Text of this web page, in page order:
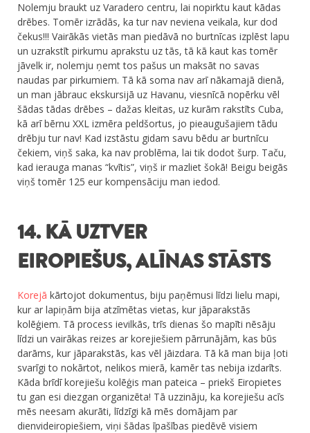
Nolemju braukt uz Varadero centru, lai nopirktu kaut kādas
drēbes. Tomēr izrādās, ka tur nav neviena veikala, kur dod
čekus!!! Vairākās vietās man piedāvā no burtnīcas izplēst lapu
un uzrakstīt pirkumu aprakstu uz tās, tā kā kaut kas tomēr
jāvelk ir, nolemju ņemt tos pašus un maksāt no savas
naudas par pirkumiem. Tā kā soma nav arī nākamajā dienā,
un man jābrauc ekskursijā uz Havanu, viesnīcā nopērku vēl
šādas tādas drēbes – dažas kleitas, uz kurām rakstīts Cuba,
kā arī bērnu XXL izmēra peldšortus, jo pieaugušajiem tādu
drēbju tur nav! Kad izstāstu gidam savu bēdu ar burtnīcu
čekiem, viņš saka, ka nav problēma, lai tik dodot šurp. Taču,
kad ierauga manas “kvītis”, viņš ir mazliet šokā! Beigu beigās
viņš tomēr 125 eur kompensāciju man iedod.
14. KĀ UZTVER
EIROPIEŠUS, ALĪNAS STĀSTS
Korejā kārtojot dokumentus, biju paņēmusi līdzi lielu mapi,
kur ar lapiņām bija atzīmētas vietas, kur jāparakstās
kolēģiem. Tā process ievilkās, trīs dienas šo mapīti nēsāju
līdzi un vairākas reizes ar korejiešiem pārrunājām, kas būs
darāms, kur jāparakstās, kas vēl jāizdara. Tā kā man bija ļoti
svarīgi to nokārtot, nelikos mierā, kamēr tas nebija izdarīts.
Kāda brīdī korejiešu kolēģis man pateica – priekš Eiropietes
tu gan esi diezgan organizēta! Tā uzzināju, ka korejiešu acīs
mēs neesam akurāti, līdzīgi kā mēs domājam par
dienvideiropiešiem, viņi šādas īpašības piedēvē visiem